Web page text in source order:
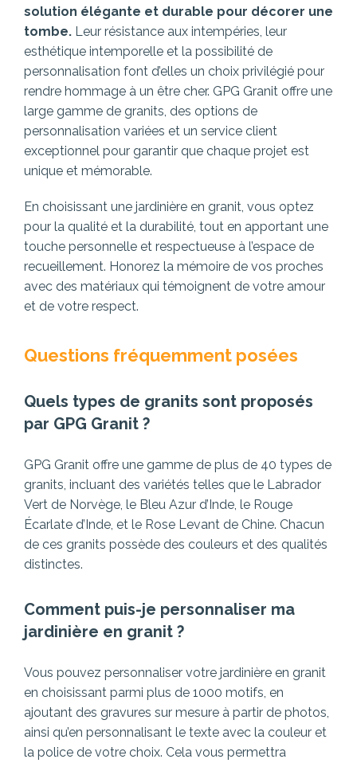
solution élégante et durable pour décorer une
tombe. Leur résistance aux intempéries, leur
esthétique intemporelle et la possibilité de
personnalisation font d’elles un choix privilégié pour
rendre hommage à un être cher. GPG Granit offre une
large gamme de granits, des options de
personnalisation variées et un service client
exceptionnel pour garantir que chaque projet est
unique et mémorable.
En choisissant une jardinière en granit, vous optez
pour la qualité et la durabilité, tout en apportant une
touche personnelle et respectueuse à l’espace de
recueillement. Honorez la mémoire de vos proches
avec des matériaux qui témoignent de votre amour
et de votre respect.
Questions fréquemment posées
Quels types de granits sont proposés
par GPG Granit ?
GPG Granit offre une gamme de plus de 40 types de
granits, incluant des variétés telles que le Labrador
Vert de Norvège, le Bleu Azur d’Inde, le Rouge
Écarlate d’Inde, et le Rose Levant de Chine. Chacun
de ces granits possède des couleurs et des qualités
distinctes.
Comment puis-je personnaliser ma
jardinière en granit ?
Vous pouvez personnaliser votre jardinière en granit
en choisissant parmi plus de 1000 motifs, en
ajoutant des gravures sur mesure à partir de photos,
ainsi qu’en personnalisant le texte avec la couleur et
la police de votre choix. Cela vous permettra